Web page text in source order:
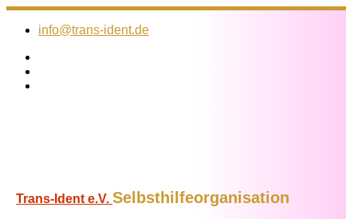
Zum
Inhalt
info@trans-ident.de
Trans-Ident e.V. Selbsthilfeorganisation